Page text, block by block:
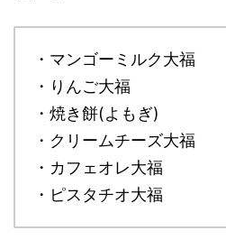
・マンゴーミルク大福
・りんご大福
・焼き餅(よもぎ)
・クリームチーズ大福
・カフェオレ大福
・ピスタチオ大福